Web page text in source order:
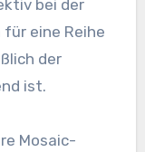
bei der
eine Reihe
der
ist.
Mosaic-